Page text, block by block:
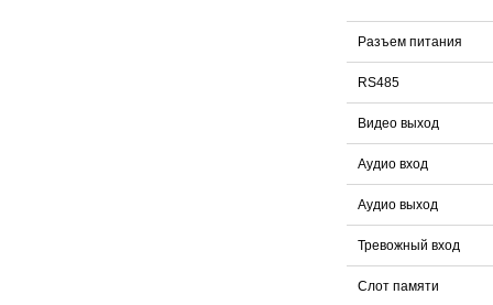
Разъем питания
RS485
Видео выход
Аудио вход
Аудио выход
Тревожный вход
Слот памяти